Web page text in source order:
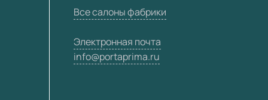
Все салоны фабрики
Электронная почта
info@portaprima.ru